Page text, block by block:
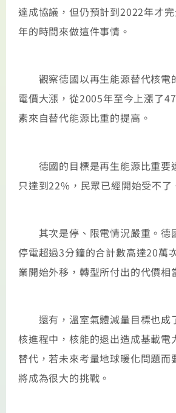
達成協議，但仍預計到2022年才
年的時間來做這件事情。
觀察德國以再生能源替代核電
電價大漲，從2005年至今上漲了
素來自替代能源比重的提高。
德國的目標是再生能源比重要
只達到22%，民眾已經開始受不了
其次是停、限電情況嚴重。德
停電超過3分鐘的合計數高達20萬
業開始外移，轉型所付出的代價相
還有，溫室氣體減量目標也成
核進程中，核能的退出造成基載電
替代，若未來考量地球暖化問題而
將成為很大的挑戰。